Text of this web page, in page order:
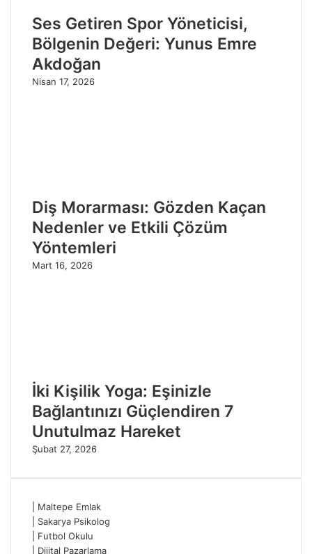
Ses Getiren Spor Yöneticisi,
Bölgenin Değeri: Yunus Emre
Akdoğan
Nisan 17, 2026
Diş Morarması: Gözden Kaçan
Nedenler ve Etkili Çözüm
Yöntemleri
Mart 16, 2026
İki Kişilik Yoga: Eşinizle
Bağlantınızı Güçlendiren 7
Unutulmaz Hareket
Şubat 27, 2026
Maltepe Emlak
Sakarya Psikolog
Futbol Okulu
Dijital Pazarlama